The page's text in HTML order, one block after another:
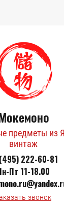
предметы из
винтаж
222-60-81
Пт 11-18.00
звонок